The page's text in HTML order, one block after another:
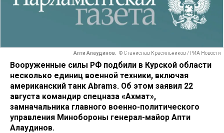
Апти Алаудинов. © Станислав Красильников / РИА Новости
Вооруженные силы РФ подбили в Курской области
несколько единиц военной техники, включая
американский танк Abrams. Об этом заявил 22
августа командир спецназа «Ахмат»,
замначальника главного военно-политического
управления Минобороны генерал-майор Апти
Алаудинов.